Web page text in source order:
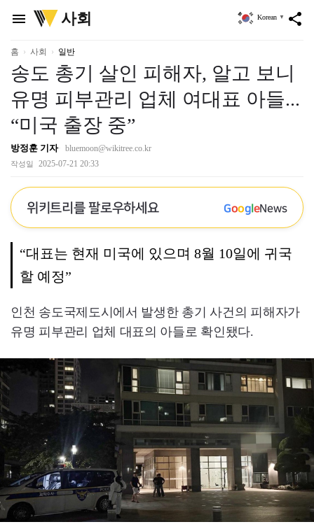
menu
위
키
리
사회 share
Korean ▼
홈 사회 일반
송도 총기 살인 피해자, 알고 보니
유명 피부관리 업체 여대표 아들...
“미국 출장 중”
방정훈 기자 bluemoon@wikitree.co.kr
작성일 2025-07-21 20:33
위키트리를 팔로우하세요 GoogleNews
“대표는 현재 미국에 있으며 8월 10일에 귀국
할 예정”
인천 송도국제도시에서 발생한 총기 사건의 피해자가
유명 피부관리 업체 대표의 아들로 확인됐다.